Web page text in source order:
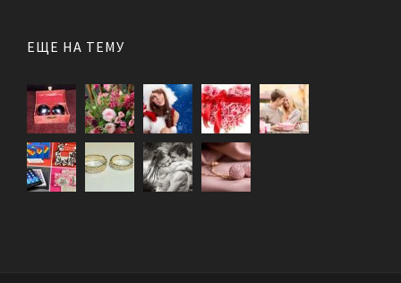
ЕЩЕ НА ТЕМУ